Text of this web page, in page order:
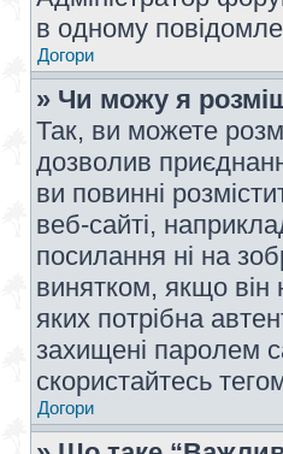
в одному
Догори
» Чи можу я
Так, ви можете
дозволив
ви повинні
веб-сайті,
посилання ні на
винятком, якщо він
яких потрібна
захищені паролем
скористайтесь
Догори